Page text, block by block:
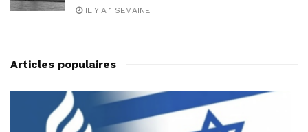
IL Y A 1 SEMAINE
Articles populaires